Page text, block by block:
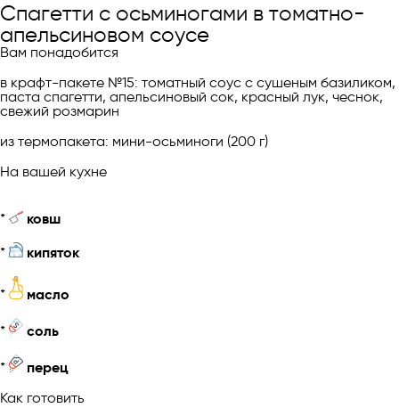
Спагетти с осьминогами в томатно-
апельсиновом соусе
Вам понадобится
в крафт-пакете №15: томатный соус c сушеным базиликом,
паста спагетти, апельсиновый сок, красный лук, чеснок,
свежий розмарин
из термопакета: мини-осьминоги (200 г)
На вашей кухне
* ковш
* кипяток
* масло
* соль
*
перец
Как готовить